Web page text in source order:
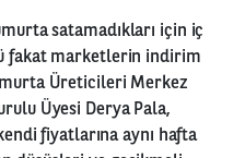
satamadıkları için iç
fakat marketlerin indirim
Üreticileri Merkez
Üyesi Derya Pala,
fiyatlarına aynı hafta